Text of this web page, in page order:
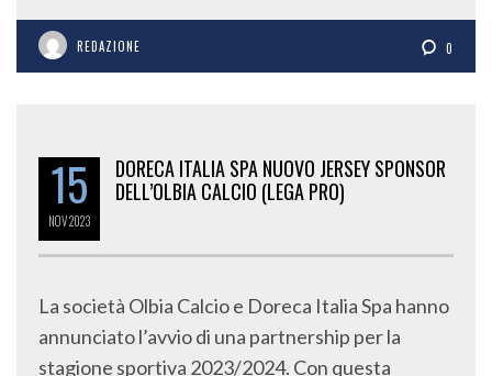
REDAZIONE 0
15
NOV2023
DORECA ITALIA SPA NUOVO JERSEY SPONSOR
DELL’OLBIA CALCIO (LEGA PRO)
La società Olbia Calcio e Doreca Italia Spa hanno
annunciato l’avvio di una partnership per la
stagione sportiva 2023/2024. Con questa